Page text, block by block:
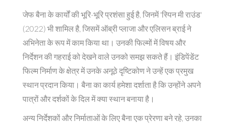
जेफ बैना के कार्यों की भूरि-भूरि प्रशंसा हुई है, जिनमें 'स्पिन मी राउंड'
(2022) भी शामिल है, जिसमें ऑब्री प्लाजा और एलिसन ब्राई ने
अभिनेता के रूप में काम किया था। उनकी फिल्मों में विषय और
निर्देशन की गहराई को देखने वाले उनको समझ सकते हैं। इंडिपेंडेंट
फिल्म निर्माण के क्षेत्र में उनके अनूठे दृष्टिकोण ने उन्हें एक प्रमुख
स्थान प्रदान किया। बैना का कार्य हमेशा दर्शाता है कि उन्होंने अपने
पात्रों और दर्शकों के दिल में क्या स्थान बनाया है।
अन्य निर्देशकों और निर्माताओं के लिए बैना एक प्रेरणा बने रहे, उनका